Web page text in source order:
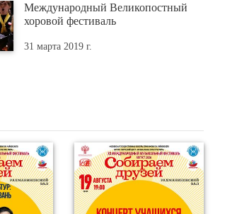
Международный Великопостный
хоровой фестиваль
31 марта 2019 г.